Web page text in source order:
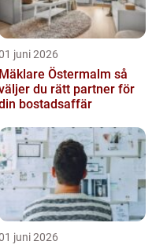
juni 2026
Mäklare Östermalm så
du rätt partner för
bostadsaffär
juni 2026